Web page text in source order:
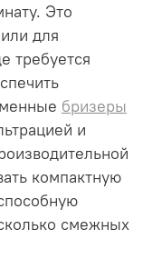
Это
для
требуется
бризеры
и
компактную
смежных